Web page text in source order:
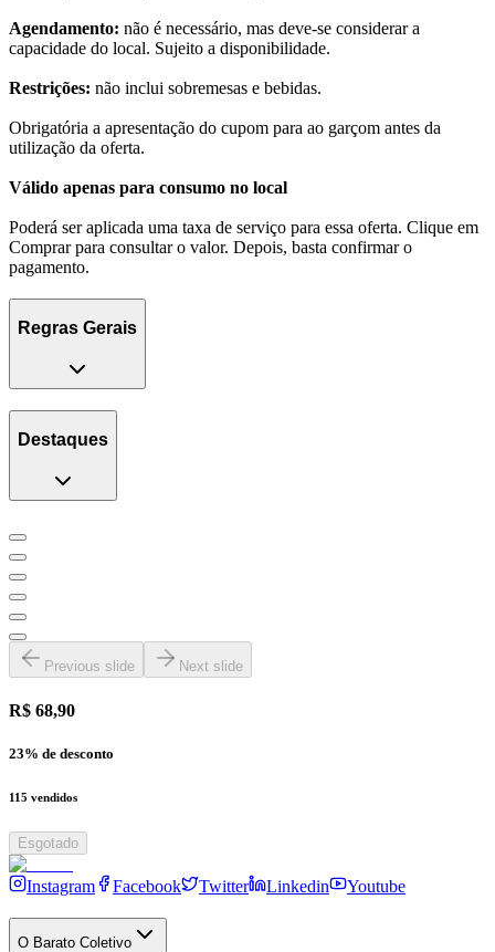
Agendamento: não é necessário, mas deve-se considerar a
capacidade do local. Sujeito a disponibilidade.
Restrições: não inclui sobremesas e bebidas.
Obrigatória a apresentação do cupom para ao garçom antes da
utilização da oferta.
Válido apenas para consumo no local
Poderá ser aplicada uma taxa de serviço para essa oferta. Clique em
Comprar para consultar o valor. Depois, basta confirmar o
pagamento.
Regras Gerais
Destaques
Previous slide Next slide
R$ 68,90
23% de desconto
115 vendidos
Esgotado
Instagram Facebook Twitter Linkedin Youtube
O Barato Coletivo